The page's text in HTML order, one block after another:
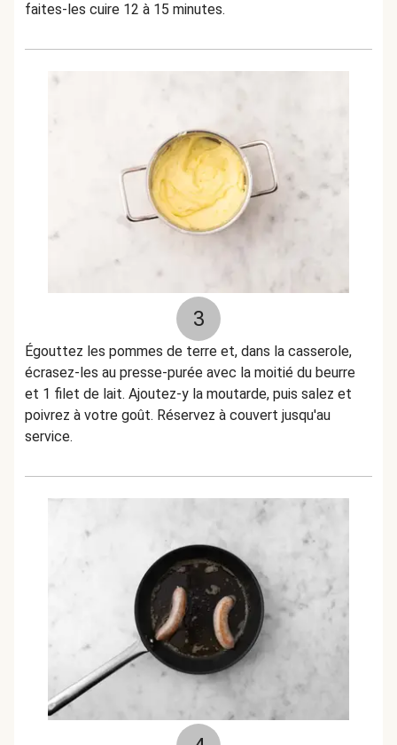
faites-les cuire 12 à 15 minutes.
3
Égouttez les pommes de terre et, dans la casserole,
écrasez-les au presse-purée avec la moitié du beurre
et 1 filet de lait. Ajoutez-y la moutarde, puis salez et
poivrez à votre goût. Réservez à couvert jusqu'au
service.